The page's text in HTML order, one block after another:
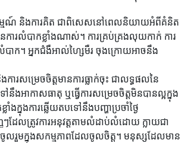
ារម្មណ៍ និងការគិត ជាពិសេសនៅពេលនិយាយអំពីគំនិត
ការលំបាកខ្លាំងណាស់។ ការគ្រប់គ្រងលុយកាក់ ការ
បាក។ អ្នកជំងឺអាល់ហ្សៃមឺរ ចុងក្រោយអាចនឹង
សម្រេចចិត្តមានការធ្លាក់ចុះ ជាលទ្ធផលនៃ
ាកាសធាតុ ឬធ្វើការសម្រេចចិត្តមិនបានល្អក្នុង
ក្នុងការឆ្លើយតបទៅនឹងបញ្ហាប្រចាំថ្ងៃ
ញៗដែលត្រូវការអនុវត្តតាមលំដាប់លំដោយ ក្លាយជា
រចូលរួមក្នុងសកម្មភាពដែលចូលចិត្ត។ មនុស្សដែលមាន